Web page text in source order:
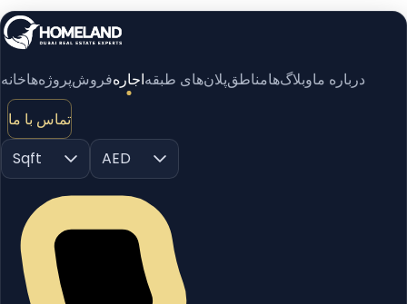
خانهپروژه‌هافروشاجارهپلان‌های طبقهمناطقوبلاگ‌هادرباره ما
تماس با ما
Sqft
AED